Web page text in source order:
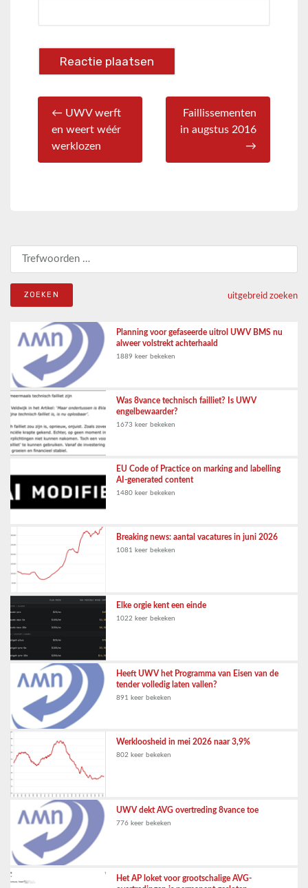
← UWV werft
en weert wéér
werklozen
Faillissementen
in augstus 2016
→
uitgebreid zoeken
Planning voor gefaseerde uitrol UWV BMS nu
alweer volstrekt achterhaald
1889 keer bekeken
Was 8vance technisch failliet? Is UWV
engelbewaarder?
1673 keer bekeken
EU Code of Practice on marking and labelling
AI-generated content
1480 keer bekeken
Breaking news: aantal vacatures in juni 2026
1081 keer bekeken
Elke orgie kent een einde
1022 keer bekeken
Heeft UWV het Programma van Eisen van de
tender volledig laten vallen?
891 keer bekeken
Werkloosheid in mei 2026 naar 3,9%
802 keer bekeken
UWV dekt AVG overtreding 8vance toe
776 keer bekeken
Het AP loket voor grootschalige AVG-